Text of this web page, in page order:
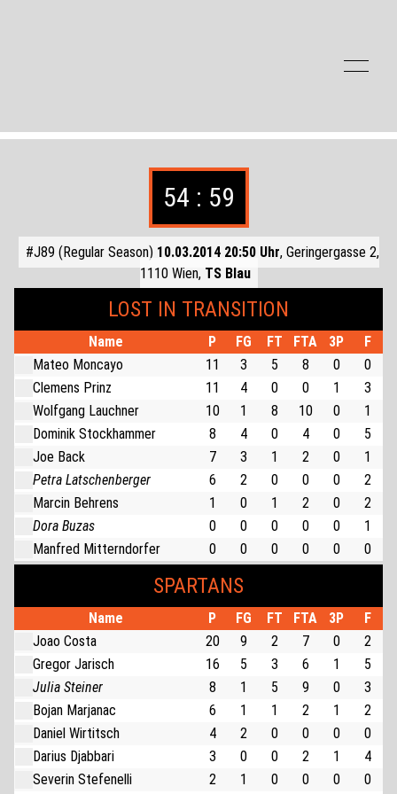
54 : 59
#J89 (Regular Season) 10.03.2014 20:50 Uhr, Geringergasse 2,
1110 Wien, TS Blau
LOST IN TRANSITION
Name P FG FT FTA 3P
F
Mateo Moncayo
11 3 5 8 0
0
Clemens Prinz
11 4 0 0 1
3
Wolfgang Lauchner
10 1 8 10 0
1
Dominik Stockhammer
8 4 0 4 0
5
Joe Back
7 3 1 2 0
1
Petra Latschenberger
6 2 0 0 0
2
Marcin Behrens
1 0 1 2 0
2
Dora Buzas
0 0 0 0 0
1
Manfred Mitterndorfer
0 0 0 0 0 0
SPARTANS
Name P FG FT FTA 3P
F
Joao Costa
20 9 2 7 0
2
Gregor Jarisch
16 5 3 6 1
5
Julia Steiner
8 1 5 9 0
3
Bojan Marjanac
6 1 1 2 1
2
Daniel Wirtitsch
4 2 0 0 0
0
Darius Djabbari
3 0 0 2 1
4
Severin Stefenelli
2 1 0 0 0 0